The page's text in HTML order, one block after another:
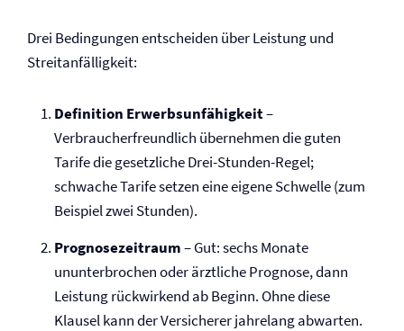
Drei Bedingungen entscheiden über Leistung und
Streitanfälligkeit:
Definition Erwerbsunfähigkeit–
Verbraucherfreundlich übernehmen die guten
Tarife die gesetzliche Drei-Stunden-Regel;
schwache Tarife setzen eine eigene Schwelle (zum
Beispiel zwei Stunden).
Prognosezeitraum– Gut: sechs Monate
ununterbrochen oder ärztliche Prognose, dann
Leistung rückwirkend ab Beginn. Ohne diese
Klausel kann der Versicherer jahrelang abwarten.